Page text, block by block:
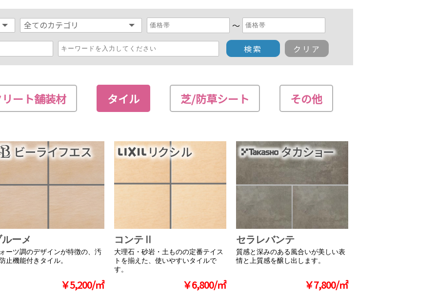
～
ート舗装材 タイル 芝/防草シート その他
ーメ
ーツ調のデザインが特徴の、汚
止機能付きタイル。
￥5,200/㎡
コンテⅡ
大理石・砂岩・土ものの定番テイス
トを揃えた、使いやすいタイルで
す。
￥6,800/㎡
セラレバンテ
質感と深みのある風合いが美しい表
情と上質感を醸し出します。
￥7,800/㎡